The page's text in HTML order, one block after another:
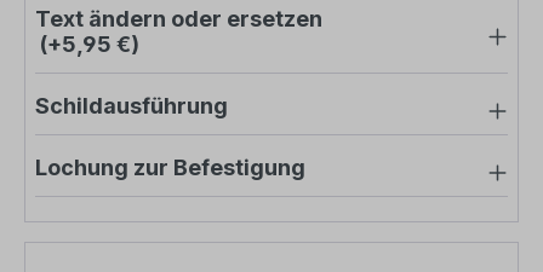
Text ändern oder ersetzen
(+5,95 €)
Schildausführung
Lochung zur Befestigung